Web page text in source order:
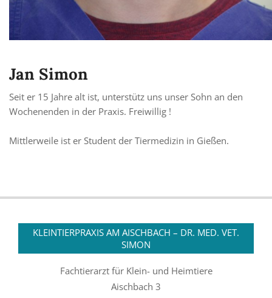
Jan Simon
Seit er 15 Jahre alt ist, unterstütz uns unser Sohn an den
Wochenenden in der Praxis. Freiwillig !
Mittlerweile ist er Student der Tiermedizin in Gießen.
KLEINTIERPRAXIS AM AISCHBACH – DR. MED. VET.
SIMON
Fachtierarzt für Klein- und Heimtiere
Aischbach 3